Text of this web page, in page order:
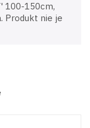
100-150cm,
Produkt nie je